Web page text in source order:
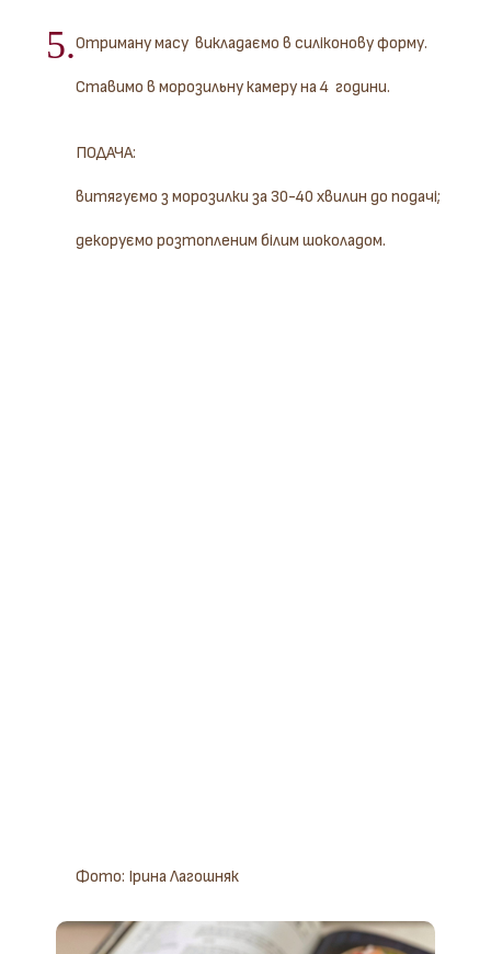
5.Отриману масу викладаємо в силіконову форму.
Ставимо в морозильну камеру на 4 години.
ПОДАЧА:
витягуємо з морозилки за 30-40 хвилин до подачі;
декоруємо розтопленим білим шоколадом.
Фото: Ірина Лагошняк